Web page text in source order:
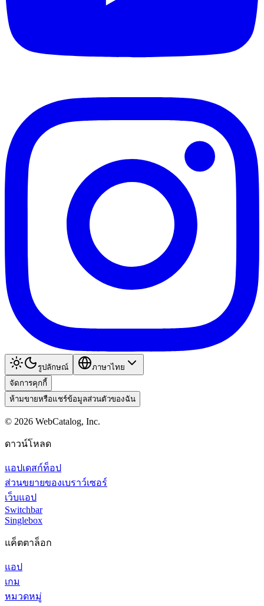
รูปลักษณ์
ภาษาไทย
จัดการคุกกี้
ห้ามขายหรือแชร์ข้อมูลส่วนตัวของฉัน
© 2026 WebCatalog, Inc.
ดาวน์โหลด
แอปเดสก์ท็อป
ส่วนขยายของเบราว์เซอร์
เว็บแอป
Switchbar
Singlebox
แค็ตตาล็อก
แอป
เกม
หมวดหมู่